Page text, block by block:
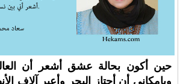
حين أكون بحالة عشق أشعر أن
وبإمكاني أن أجتاز البحر وأعبر آلاف